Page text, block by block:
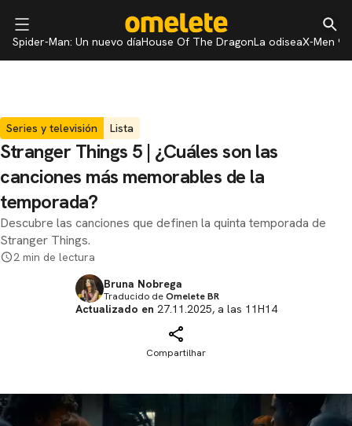
Spider-Man: Un nuevo díaHouse Of The DragonLa odiseaX-Men 97
Series y televisión Lista
Stranger Things 5 ​​| ¿Cuáles son las
canciones más memorables de la
temporada?
Descubre las canciones que definen la quinta temporada de
Stranger Things.
2 min de lectura
Bruna Nobrega
Traducido deOmelete BR
Actualizado en 27.11.2025, a las 11H14
Compartilhar